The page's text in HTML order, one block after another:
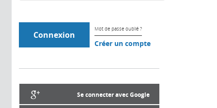
Mot de passe oublié ?
Créer un compte
Se connecter avec Google